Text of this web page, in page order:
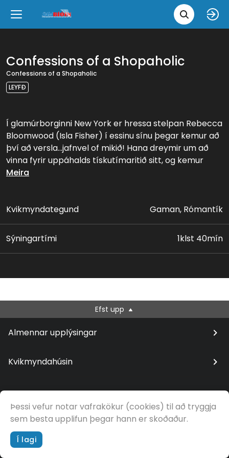
Leita
Back
Væntanlegt
Close
Nýjar myndir
Klassískar myndir
Ópera
Back
Tungumál
Close
íslenska
English
Confessions of a Shopaholic
Confessions of a Shopaholic
LEYFÐ
Í glamúrborginni New York er hressa stelpan Rebecca
Bloomwood (Isla Fisher) í essinu sínu þegar kemur að
því að versla...jafnvel of mikið! Hana dreymir um að
vinna fyrir uppáhalds tískutímaritið sitt, og kemur
loksins fætinum inn um dyrnar þegar hún fær vinnu
verslunarsjúkdómnum og fela fortíð sína fyrir
tískutímaritinu svo möguleikar hennar á vinnu aukist,
með skondnum afleiðingum.
Leikarar: Isla Fisher, Hugh Dancy, Krysten Ritter, Joan
Cusack & fl.
Meira
Kvikmyndategund Gaman, Rómantík
Sýningartími 1klst 40mín
Efst upp
Almennar upplýsingar
Kvikmyndahúsin
© Samfilm
Þessi vefur notar vafrakökur (cookies) til að tryggja
sem besta upplifun þegar hann er skoðaður.
Í lagi